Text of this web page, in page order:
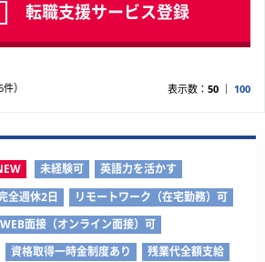
転職支援サービス登録
） 表示数： 50 100
未経験可
英語力を活かす
全週休2日
リモートワーク（在宅勤務）可
WEB面接（オンライン面接）可
資格取得一時金制度あり
残業代全額支給